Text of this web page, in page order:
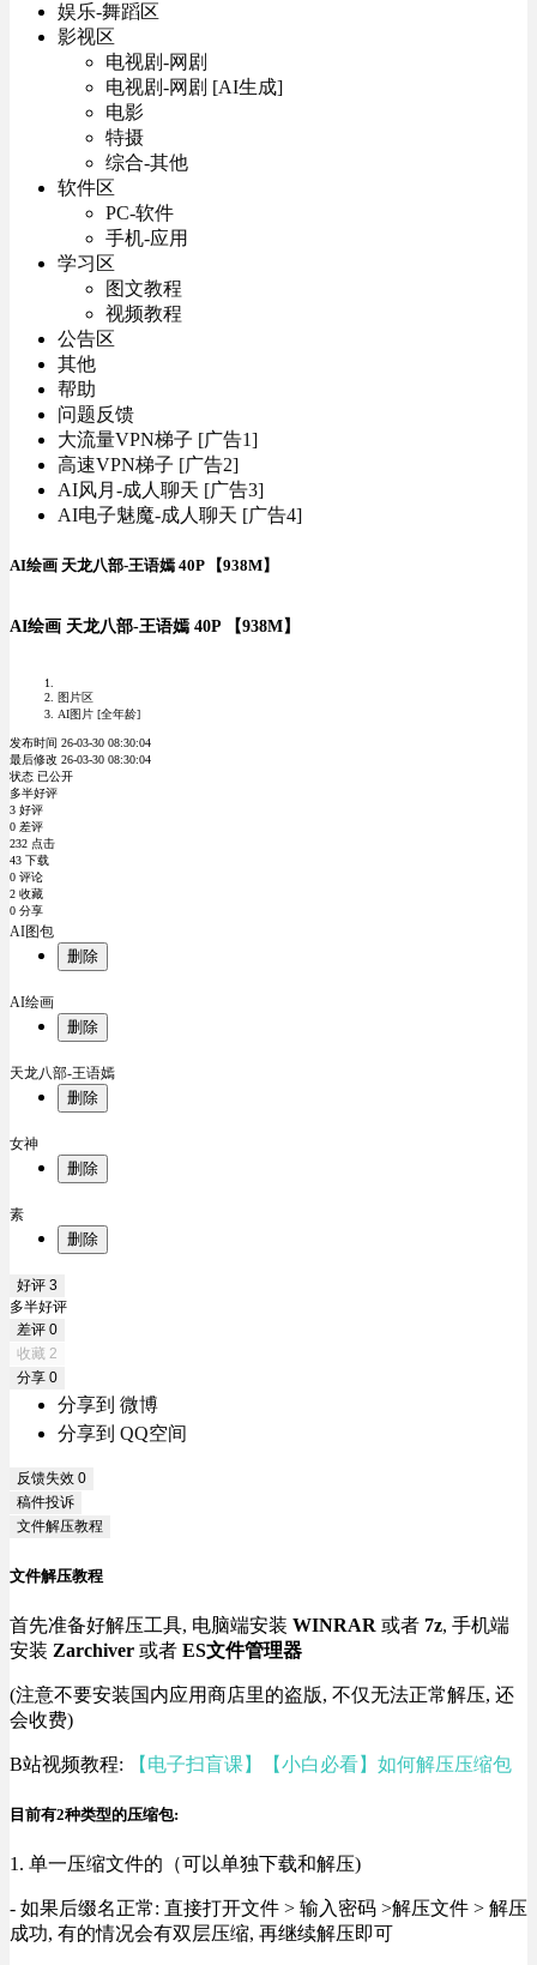
娱乐-舞蹈区
影视区
电视剧-网剧
电视剧-网剧 [AI生成]
电影
特摄
综合-其他
软件区
PC-软件
手机-应用
学习区
图文教程
视频教程
公告区
其他
帮助
问题反馈
大流量VPN梯子 [广告1]
高速VPN梯子 [广告2]
AI风月-成人聊天 [广告3]
AI电子魅魔-成人聊天 [广告4]
AI绘画 天龙八部-王语嫣 40P 【938M】
AI绘画 天龙八部-王语嫣 40P 【938M】
图片区
AI图片 [全年龄]
发布时间 26-03-30 08:30:04
最后修改 26-03-30 08:30:04
状态 已公开
多半好评
3 好评
0 差评
232 点击
43 下载
0 评论
2 收藏
0 分享
AI图包
删除
AI绘画
删除
天龙八部-王语嫣
删除
女神
删除
素
删除
好评 3
多半好评
差评 0
收藏 2
分享 0
分享到 微博
分享到 QQ空间
反馈失效 0
稿件投诉
文件解压教程
文件解压教程
首先准备好解压工具, 电脑端安装 WINRAR 或者 7z, 手机端
安装 Zarchiver 或者 ES文件管理器
(注意不要安装国内应用商店里的盗版, 不仅无法正常解压, 还
会收费)
B站视频教程: 【电子扫盲课】【小白必看】如何解压压缩包
目前有2种类型的压缩包:
1. 单一压缩文件的（可以单独下载和解压)
- 如果后缀名正常: 直接打开文件 > 输入密码 >解压文件 > 解压
成功, 有的情况会有双层压缩, 再继续解压即可